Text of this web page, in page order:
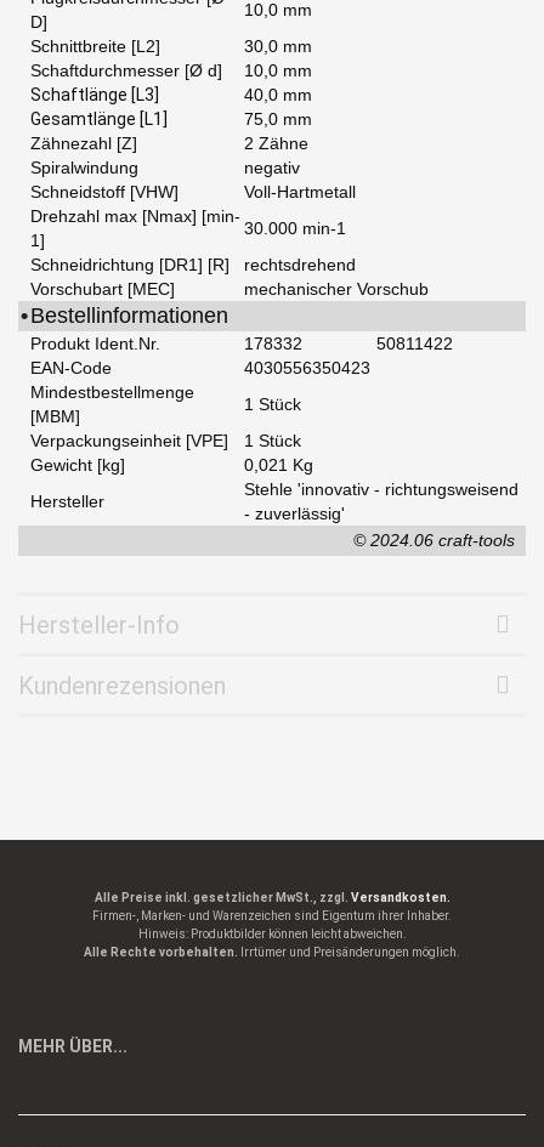
D]
10,0 mm
Schnittbreite [L2]
30,0 mm
Schaftdurchmesser [Ø d]
10,0 mm
Schaftlänge [L3]
40,0 mm
Gesamtlänge [L1]
75,0 mm
Zähnezahl [Z]
2 Zähne
Spiralwindung
negativ
Schneidstoff [VHW]
Voll-Hartmetall
Drehzahl max [Nmax] [min-
1]
30.000 min-1
Schneidrichtung [DR1] [R]
rechtsdrehend
Vorschubart [MEC]
mechanischer Vorschub
•Bestellinformationen
Produkt Ident.Nr. 178332
50811422
EAN-Code
4030556350423
Mindestbestellmenge
[MBM]
1 Stück
Verpackungseinheit [VPE]
1 Stück
Gewicht [kg]
0,021 Kg
Hersteller
Stehle 'innovativ - richtungsweisend
- zuverlässig'
© 2024.06 craft-tools
Hersteller-Info
Kundenrezensionen
Alle Preise inkl. gesetzlicher MwSt., zzgl. Versandkosten.
Firmen-, Marken- und Warenzeichen sind Eigentum ihrer Inhaber.
Hinweis: Produktbilder können leicht abweichen.
Alle Rechte vorbehalten. Irrtümer und Preisänderungen möglich.
MEHR ÜBER...